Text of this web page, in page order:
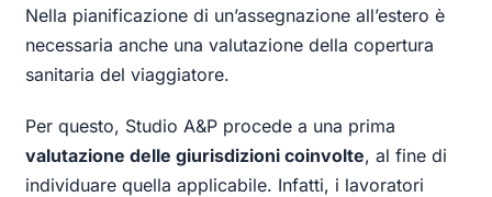
Nella pianificazione di un’assegnazione all’estero è
necessaria anche una valutazione della copertura
sanitaria del viaggiatore.
Per questo, Studio A&P procede a una prima
valutazione delle giurisdizioni coinvolte, al fine di
individuare quella applicabile. Infatti, i lavoratori